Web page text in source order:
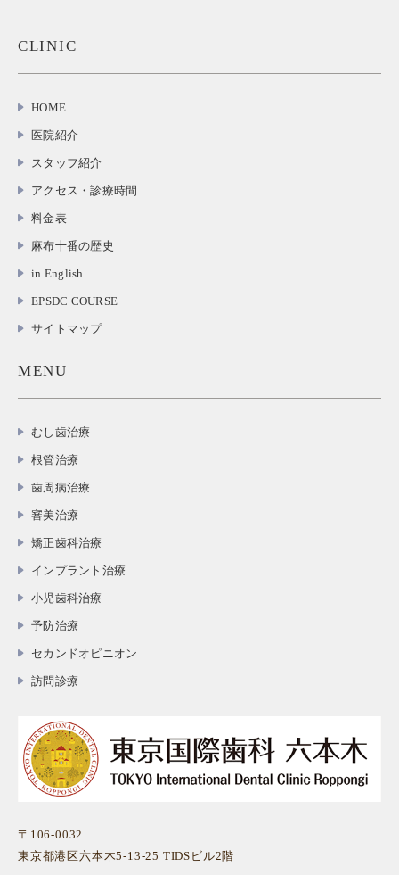
CLINIC
HOME
医院紹介
スタッフ紹介
アクセス・診療時間
料金表
麻布十番の歴史
in English
EPSDC COURSE
サイトマップ
MENU
むし歯治療
根管治療
歯周病治療
審美治療
矯正歯科治療
インプラント治療
小児歯科治療
予防治療
セカンドオピニオン
訪問診療
〒106-0032
東京都港区六本木5-13-25 TIDSビル2階